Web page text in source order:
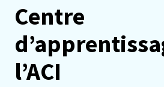
Centre
l’ACI